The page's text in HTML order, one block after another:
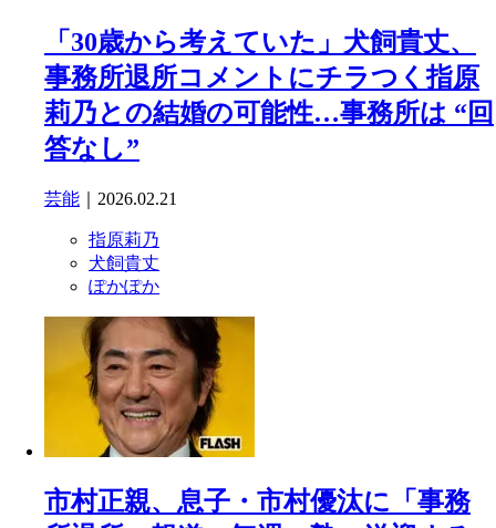
「30歳から考えていた」犬飼貴丈、
事務所退所コメントにチラつく指原
莉乃との結婚の可能性…事務所は “回
答なし”
芸能 ｜2026.02.21
指原莉乃
犬飼貴丈
ぽかぽか
市村正親、息子・市村優汰に「事務